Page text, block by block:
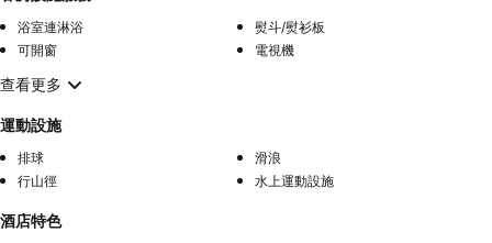
浴室連淋浴
熨斗/熨衫板
可開窗
電視機
查看更多
運動設施
排球
滑浪
行山徑
水上運動設施
酒店特色